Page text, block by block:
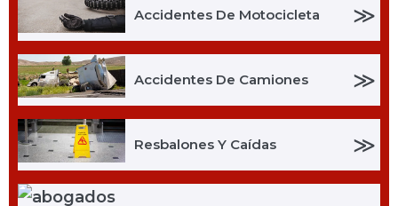
Accidentes De Motocicleta ≫
Accidentes De Camiones ≫
Resbalones Y Caídas ≫